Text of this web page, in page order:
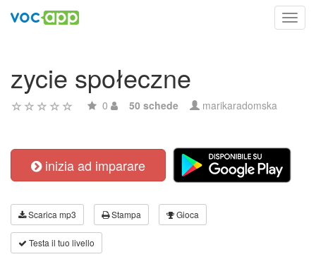
zycie społeczne
0 50 schede marikaradomska
inizia ad imparare
Scarica mp3 Stampa Gioca
Testa il tuo livello